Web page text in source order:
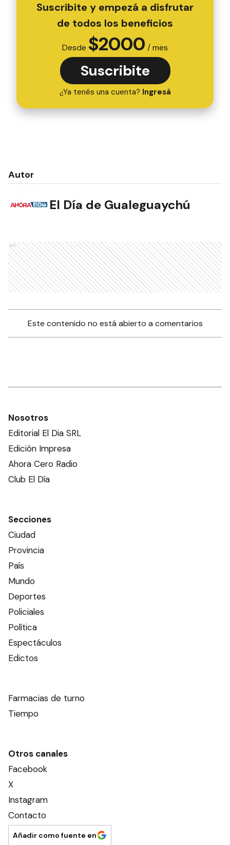
Suscribite y empezá a disfrutar
de todos los beneficios
Desde $2000 / mes
Suscribite
¿Ya tenés una cuenta? Ingresá
Autor
El Día de Gualeguaychú
Ads
Este contenido no está abierto a comentarios
Nosotros
Editorial El Dia SRL
Edición Impresa
Ahora Cero Radio
Club El Día
Secciones
Ciudad
Provincia
País
Mundo
Deportes
Policiales
Política
Espectáculos
Edictos
Farmacias de turno
Tiempo
Otros canales
Facebook
X
Instagram
Contacto
Añadir como fuente en